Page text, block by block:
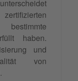
haben.
und
von